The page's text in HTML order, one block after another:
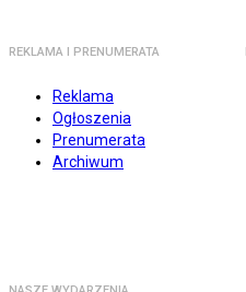
REKLAMA I PRENUMERATA
Reklama
Ogłoszenia
Prenumerata
Archiwum